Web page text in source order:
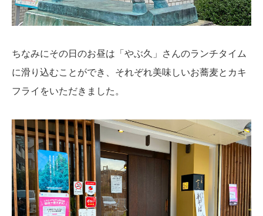
ちなみにその日のお昼は「やぶ久」さんのランチタイム
に滑り込むことができ、それぞれ美味しいお蕎麦とカキ
フライをいただきました。